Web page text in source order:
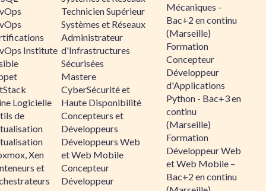
Institute
Logicielle
de
Xen
et
Technicien Supérieur
Systèmes et Réseaux
Administrateur
d'Infrastructures
Sécurisées
Mastere
CyberSécurité et
Haute Disponibilité
Concepteurs et
Développeurs
Développeurs Web
et Web Mobile
Concepteur
Développeur
Mécaniques -
Bac+2 en continu
(Marseille)
Formation
Concepteur
Développeur
d'Applications
Python - Bac+3 en
continu
(Marseille)
Formation
Développeur Web
et Web Mobile –
Bac+2 en continu